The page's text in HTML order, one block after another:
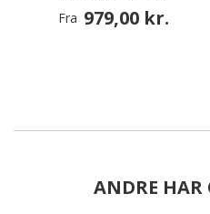
Fra 979,00 kr.
ANDRE HAR